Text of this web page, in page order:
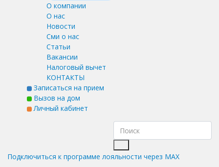
О компании
О нас
Новости
Сми о нас
Статьи
Вакансии
Налоговый вычет
КОНТАКТЫ
Записаться на прием
Вызов на дом
Личный кабинет
Подключиться к программе лояльности через MAX